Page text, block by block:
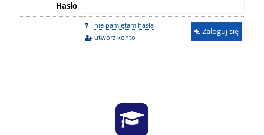
Hasło
nie pamiętam hasła
utwórz konto
Zaloguj się